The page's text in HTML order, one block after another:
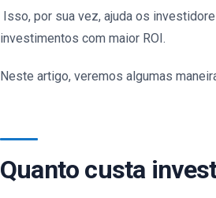
Isso, por sua vez, ajuda os
investimentos com maior ROI.
Neste artigo, veremos algumas
Quanto custa